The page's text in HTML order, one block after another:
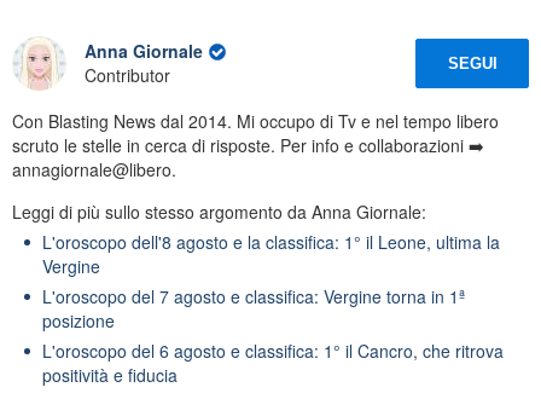
Anna Giornale
Contributor
SEGUI
Con Blasting News dal 2014. Mi occupo di Tv e nel tempo libero
scruto le stelle in cerca di risposte. Per info e collaborazioni ➡️
annagiornale@libero.
Leggi di più sullo stesso argomento da Anna Giornale:
L'oroscopo dell'8 agosto e la classifica: 1° il Leone, ultima la
Vergine
L'oroscopo del 7 agosto e classifica: Vergine torna in 1ª
posizione
L'oroscopo del 6 agosto e classifica: 1° il Cancro, che ritrova
positività e fiducia